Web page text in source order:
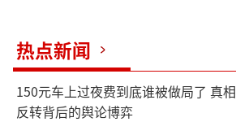
热点新闻
150元车上过夜费到底谁被做局了 真相
反转背后的舆论博弈